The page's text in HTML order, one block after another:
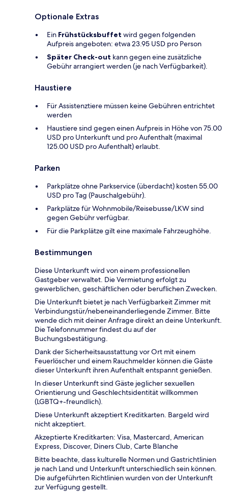
Optionale Extras
Ein Frühstücksbuffet wird gegen folgenden
Aufpreis angeboten: etwa 23.95 USD pro Person
Später Check-out kann gegen eine zusätzliche
Gebühr arrangiert werden (je nach Verfügbarkeit).
Haustiere
Für Assistenztiere müssen keine Gebühren entrichtet
werden
Haustiere sind gegen einen Aufpreis in Höhe von 75.00
USD pro Unterkunft und pro Aufenthalt (maximal
125.00 USD pro Aufenthalt) erlaubt.
Parken
Parkplätze ohne Parkservice (überdacht) kosten 55.00
USD pro Tag (Pauschalgebühr).
Parkplätze für Wohnmobile/Reisebusse/LKW sind
gegen Gebühr verfügbar.
Für die Parkplätze gilt eine maximale Fahrzeughöhe.
Bestimmungen
Diese Unterkunft wird von einem professionellen
Gastgeber verwaltet. Die Vermietung erfolgt zu
gewerblichen, geschäftlichen oder beruflichen Zwecken.
Die Unterkunft bietet je nach Verfügbarkeit Zimmer mit
Verbindungstür/nebeneinanderliegende Zimmer. Bitte
wende dich mit deiner Anfrage direkt an deine Unterkunft.
Die Telefonnummer findest du auf der
Buchungsbestätigung.
Dank der Sicherheitsausstattung vor Ort mit einem
Feuerlöscher und einem Rauchmelder können die Gäste
dieser Unterkunft ihren Aufenthalt entspannt genießen.
In dieser Unterkunft sind Gäste jeglicher sexuellen
Orientierung und Geschlechtsidentität willkommen
(LGBTQ+-freundlich).
Diese Unterkunft akzeptiert Kreditkarten. Bargeld wird
nicht akzeptiert.
Akzeptierte Kreditkarten: Visa, Mastercard, American
Express, Discover, Diners Club, Carte Blanche
Bitte beachte, dass kulturelle Normen und Gastrichtlinien
je nach Land und Unterkunft unterschiedlich sein können.
Die aufgeführten Richtlinien wurden von der Unterkunft
zur Verfügung gestellt.